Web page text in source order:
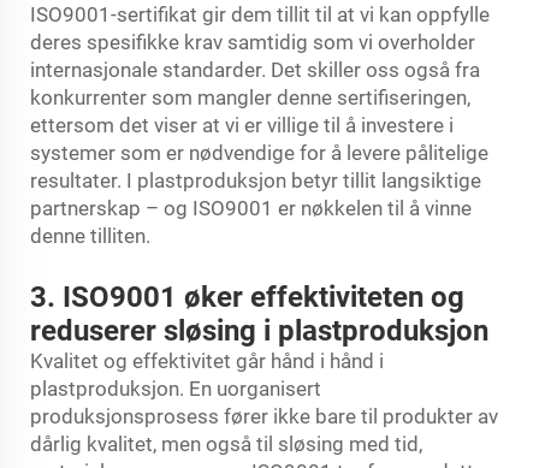
ISO9001-sertifikat gir dem tillit til at vi kan oppfylle
deres spesifikke krav samtidig som vi overholder
internasjonale standarder. Det skiller oss også fra
konkurrenter som mangler denne sertifiseringen,
ettersom det viser at vi er villige til å investere i
systemer som er nødvendige for å levere pålitelige
resultater. I plastproduksjon betyr tillit langsiktige
partnerskap – og ISO9001 er nøkkelen til å vinne
denne tilliten.
3. ISO9001 øker effektiviteten og
reduserer sløsing i plastproduksjon
Kvalitet og effektivitet går hånd i hånd i
plastproduksjon. En uorganisert
produksjonsprosess fører ikke bare til produkter av
dårlig kvalitet, men også til sløsing med tid,